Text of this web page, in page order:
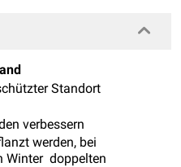
Standort
verbessern
werden, bei
Winter doppelten